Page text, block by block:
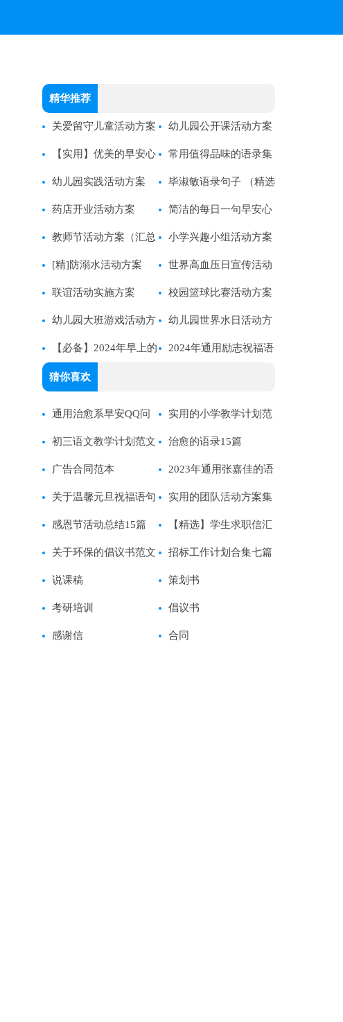
精华推荐
关爱留守儿童活动方案
15篇[通用]
幼儿园公开课活动方案
（优选15篇）
【实用】优美的早安心
语语录22句
常用值得品味的语录集
锦94条
幼儿园实践活动方案 毕淑敏语录句子 （精选
30句）
药店开业活动方案 简洁的每日一句早安心
语语录28条
教师节活动方案（汇总
15篇）
小学兴趣小组活动方案
[精]防溺水活动方案 世界高血压日宣传活动
方案
联谊活动实施方案 校园篮球比赛活动方案
幼儿园大班游戏活动方
案
幼儿园世界水日活动方
案
【必备】2024年早上的
祝福语录大汇总66句
2024年通用励志祝福语
猜你喜欢
通用治愈系早安QQ问
候语46句
实用的小学教学计划范
文锦集十篇
初三语文教学计划范文
集合七篇
治愈的语录15篇
广告合同范本 2023年通用张嘉佳的语
录合集98条
关于温馨元旦祝福语句
汇总（通用80句）
实用的团队活动方案集
锦6篇
感恩节活动总结15篇 【精选】学生求职信汇
编7篇
关于环保的倡议书范文 招标工作计划合集七篇
说课稿 策划书
考研培训 倡议书
感谢信 合同